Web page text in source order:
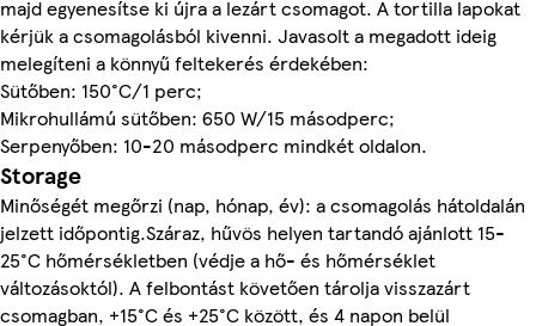
majd egyenesítse ki újra a lezárt csomagot. A tortilla lapokat
kérjük a csomagolásból kivenni. Javasolt a megadott ideig
melegíteni a könnyű feltekerés érdekében:
Sütőben: 150°C/1 perc;
Mikrohullámú sütőben: 650 W/15 másodperc;
Serpenyőben: 10-20 másodperc mindkét oldalon.
Storage
Minőségét megőrzi (nap, hónap, év): a csomagolás hátoldalán
jelzett időpontig.Száraz, hűvös helyen tartandó ajánlott 15-
25°C hőmérsékletben (védje a hő- és hőmérséklet
változásoktól). A felbontást követően tárolja visszazárt
csomagban, +15°C és +25°C között, és 4 napon belül